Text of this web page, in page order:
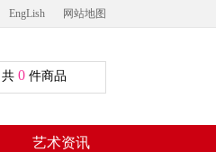
EngLish 网站地图
共 0 件商品
艺术资讯